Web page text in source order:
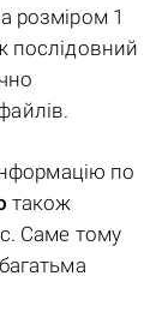
розміром 1
послідовний
по
також
Саме тому